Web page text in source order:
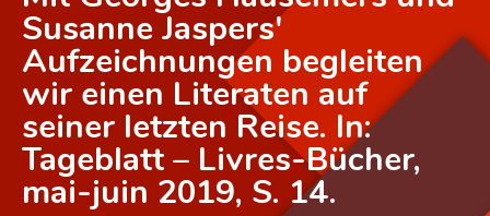
Home
Autor(inn)en A-Z
Erweiterte Suche
Häufige Fragen und Antworten
CNL
Susanne Jaspers'
Aufzeichnungen begleiten
wir einen Literaten auf
seiner letzten Reise. In:
Tageblatt – Livres-Bücher,
mai-juin 2019, S. 14.